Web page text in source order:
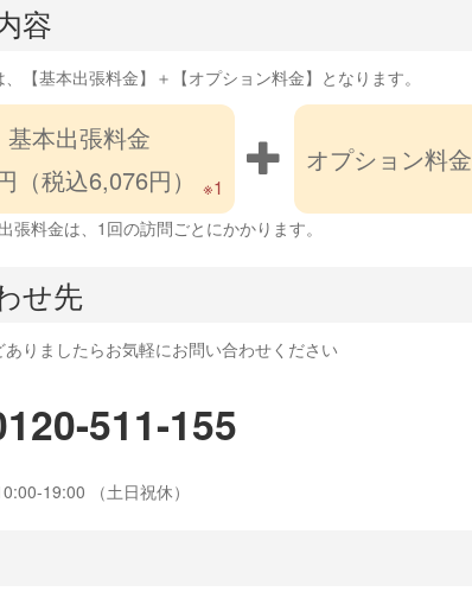
容
【基本出張料金】＋【オプション料金】となります。
基本出張料金
（税込6,076円）
※1
オプション料金
張料金は、1回の訪問ごとにかかります。
せ先
ありましたらお気軽にお問い合わせください
511-155
19:00 （土日祝休）